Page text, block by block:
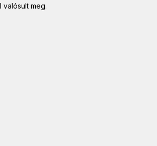
valósult meg.